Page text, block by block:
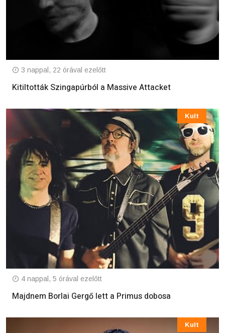
3 nappal, 22 órával ezelőtt
Kitiltották Szingapúrból a Massive Attacket
Kult
4 nappal, 5 órával ezelőtt
Majdnem Borlai Gergő lett a Primus dobosa
Kult